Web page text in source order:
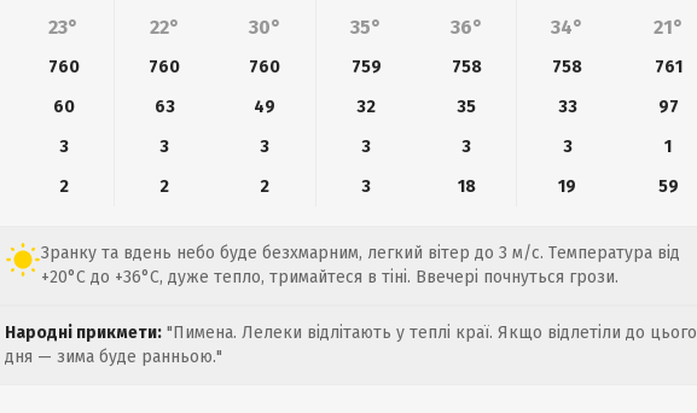
23° 22° 30° 35° 36° 34° 21°
760 760 760 759 758 758
761
60 63 49 32 35 33
97
3 3 3 3 3 3
1
2 2 2 3 18 19 59
Зранку та вдень небо буде безхмарним, легкий вітер до 3 м/с. Температура від
+20°C до +36°C, дуже тепло, тримайтеся в тіні. Ввечері почнуться грози.
Народні прикмети: "Пимена. Лелеки відлітають у теплі краї. Якщо відлетіли до цього
дня — зима буде ранньою."